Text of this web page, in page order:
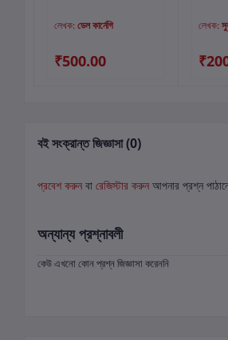
লেখক: ডেল কার্নেগি
₹500.00
লেখক:
বই সংক্রান্ত জিজ্ঞাসা (0)
প্রবেশ করুন বা রেজিস্টার করুন আপনার প্রশ্ন
অন্যান্য প্রশ্নাবলী
কেউ এখনো কোন প্রশ্ন জিজ্ঞাসা করেননি